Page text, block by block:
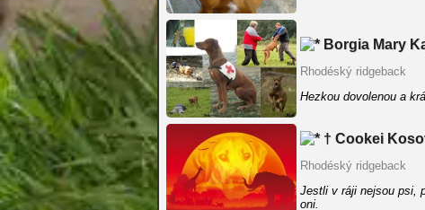
Borgia Mary
Rhodéský ridgeback
Hezkou dovolenou a
† Cookei
Rhodéský ridgeback
Jestli v ráji nejsou psi,
oni.